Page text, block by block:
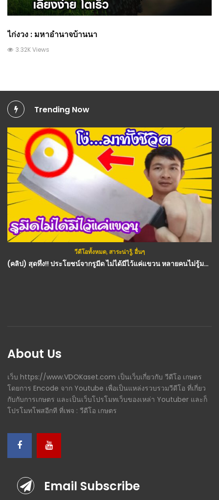
ไก่งวง : มหาอำนาจบ้านนา
3.32K Views
Trending Now
วีดีโอทั้งหมด, สาระน่ารู้,อื่นๆ
(คลิป) สุดทึ่ง!! ประโยชน์จากรูมีด ไม่ได้มีไว้แค่แขวน หลายคนไม่รู้มาก่อน : วีดีโอ เกษตร
วีดีโอทั้งหมด,สมุนไพร
คลิป – เจอข้างทางริมนาให้รีบเก็บ หญ้าชนิดนี้โด่งดังที่จีนและไทย สรรพคุณแก้โรคไตเบาหวานหายชะงัก : สมุนไพร
About Us
เว็บ https://www.VDOKaset.com เป็นเว็บเกี่ยวกับ วีดีโอ เกษตร
โดยการ Encode จาก Youtube เพื่อเป็นแหล่งรวบรวมวีดีโอ ที่เกี่ยว
กับกับการเกษตร และเป็นเว็บโปรโมทเว็บของเหล่า Youtuber และก็
โปรโมทโพสอีกที ที่เพจ : วีดีโอ เกษตร
Email Subscribe